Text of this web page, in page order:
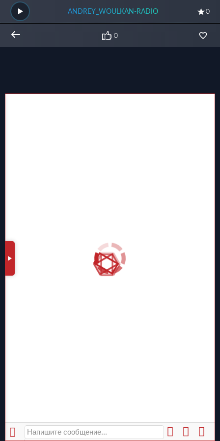
ANDREY_WOULKAN-RADIO 0
0